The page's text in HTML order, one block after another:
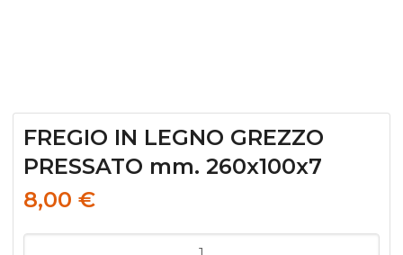
FREGIO IN LEGNO GREZZO
PRESSATO mm. 260x100x7
8,00 €